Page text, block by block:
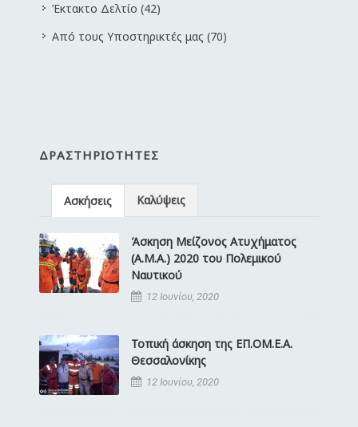
Έκτακτο Δελτίο (42)
Από τους Υποστηρικτές μας (70)
ΔΡΑΣΤΗΡΙΌΤΗΤΕΣ
Ασκήσεις Καλύψεις
Άσκηση Μείζονος Ατυχήματος
(Α.Μ.Α.) 2020 του Πολεμικού
Ναυτικού
12 Ιουνίου, 2020
Τοπική άσκηση της ΕΠ.ΟΜ.Ε.Α.
Θεσσαλονίκης
12 Ιουνίου, 2020